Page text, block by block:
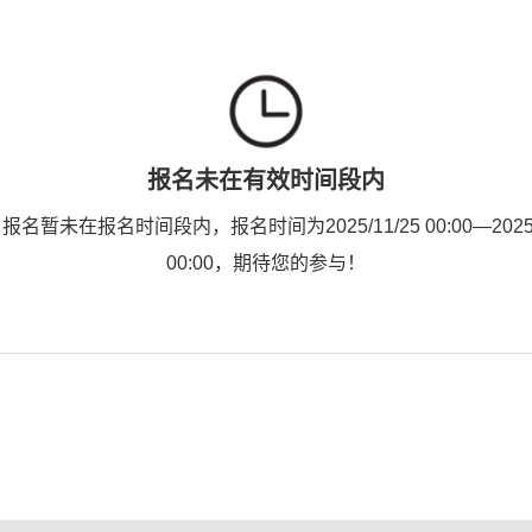
报名未在有效时间段内
名暂未在报名时间段内，报名时间为2025/11/25
00:00，期待您的参与！